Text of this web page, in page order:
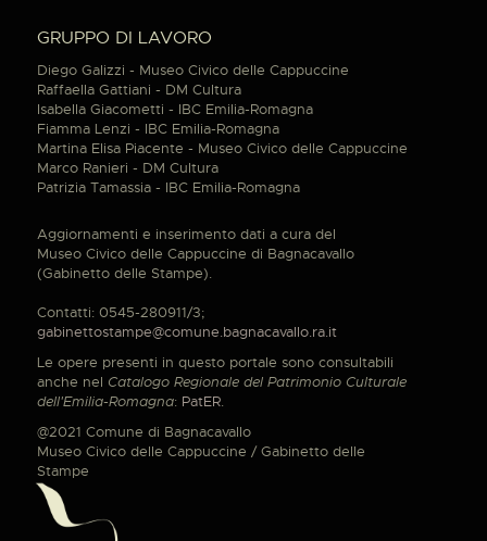
GRUPPO DI LAVORO
Diego Galizzi - Museo Civico delle Cappuccine
Raffaella Gattiani - DM Cultura
Isabella Giacometti - IBC Emilia-Romagna
Fiamma Lenzi - IBC Emilia-Romagna
Martina Elisa Piacente - Museo Civico delle Cappuccine
Marco Ranieri - DM Cultura
Patrizia Tamassia - IBC Emilia-Romagna
Aggiornamenti e inserimento dati a cura del
Museo Civico delle Cappuccine di Bagnacavallo
(Gabinetto delle Stampe).
Contatti: 0545-280911/3;
gabinettostampe@comune.bagnacavallo.ra.it
Le opere presenti in questo portale sono consultabili
anche nel Catalogo Regionale del Patrimonio Culturale
dell'Emilia-Romagna: PatER.
@2021 Comune di Bagnacavallo
Museo Civico delle Cappuccine / Gabinetto delle
Stampe